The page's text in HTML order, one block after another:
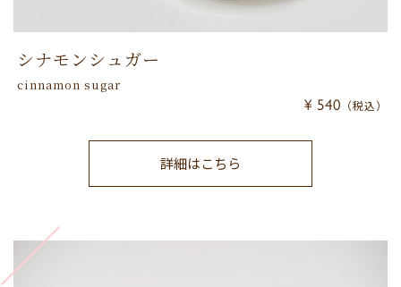
シナモンシュガー
cinnamon sugar
¥ 540 （税込）
詳細はこちら